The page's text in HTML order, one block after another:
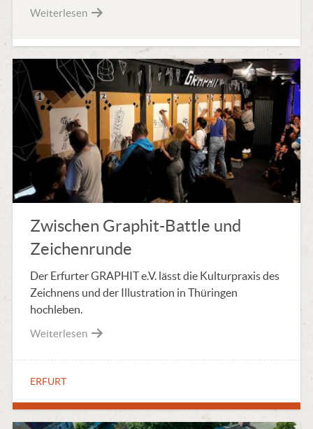
Weiterlesen
Zwischen Graphit-Battle und
Zeichenrunde
Der Erfurter GRAPHIT e.V. lässt die Kulturpraxis des
Zeichnens und der Illustration in Thüringen
hochleben.
Weiterlesen
ERFURT